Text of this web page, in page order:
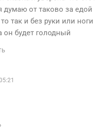
думаю от таково за едой
так и без руки или ноги
он будет голодный